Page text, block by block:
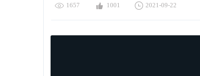
 1657  1001  2021-09-22